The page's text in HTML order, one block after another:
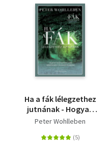
Ha a fák lélegzethez
jutnának - Hogyan
segíthetnek a fák
klímaváltozással?
Peter Wohlleben